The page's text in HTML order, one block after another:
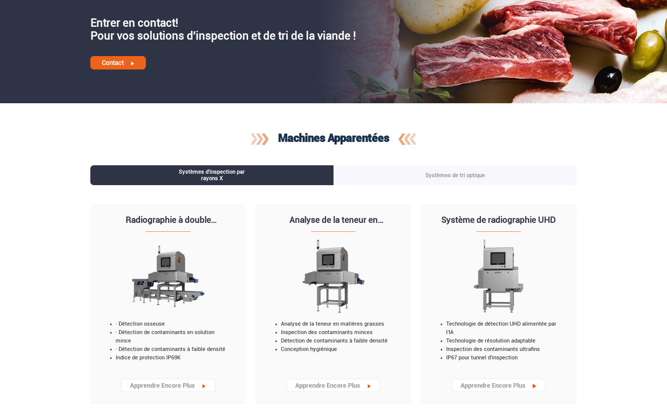
Entrer en contact!
Pour vos solutions d'inspection et de tri de la viande !
Contact
Machines Apparentées
Systèmes d'inspection par
rayons X
Systèmes de tri optique
Radiographie à double
énergie pour les os
· Détection osseuse
· Détection de contaminants en solution
mince
· Détection de contaminants à faible densité
Indice de protection IP69K
Apprendre Encore Plus
Analyse de la teneur en
matières grasses par
radiographie
Analyse de la teneur en matières grasses
Inspection des contaminants minces
Détection de contaminants à faible densité
Conception hygiénique
Apprendre Encore Plus
Système de radiographie UHD
Technologie de détection UHD alimentée par
l'IA
Technologie de résolution adaptable
Inspection des contaminants ultrafins
IP67 pour tunnel d'inspection
Apprendre Encore Plus